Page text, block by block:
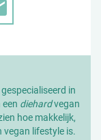
in
diehardvegan
hoe makkelijk,
vegan lifestyle is.